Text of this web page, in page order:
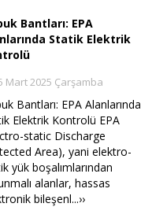
Masası
Roketsan
Bantları: EPA
Statik Elektrik
Mart 2025 Çarşamba
Bantları: EPA Alanlarında
Elektrik Kontrolü EPA
static Discharge
Area), yani elektro-
yük boşalımlarından
alanlar, hassas
bileşenl...››